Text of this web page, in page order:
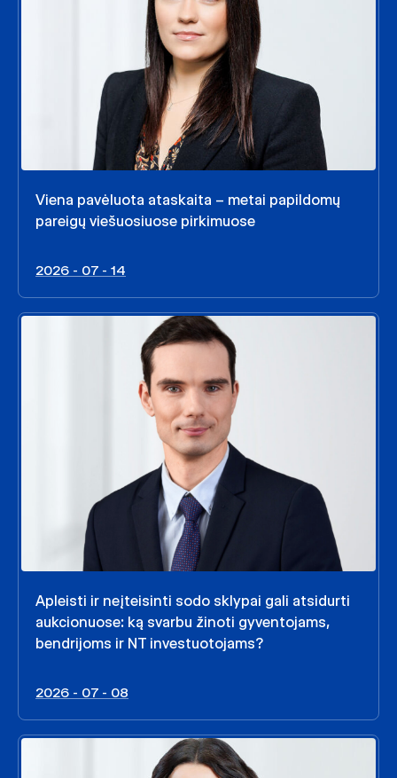
Viena pavėluota ataskaita – metai papildomų
pareigų viešuosiuose pirkimuose
2026 - 07 - 14
Apleisti ir neįteisinti sodo sklypai gali atsidurti
aukcionuose: ką svarbu žinoti gyventojams,
bendrijoms ir NT investuotojams?
2026 - 07 - 08